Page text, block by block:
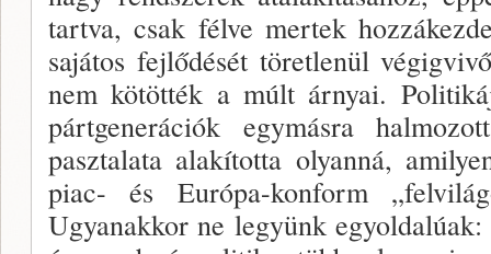
tartva, csak fél­ve mertek
sajátos fejlődését töretlenül
nem kö­tötték a múlt árnyai.
pártgenerációk egy­másra
pasztalata alakította olyanná,
piac- és Európa-konform
Ugyanakkor ne legyünk